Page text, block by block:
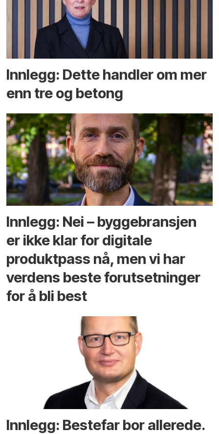
Innlegg: Dette handler om mer
enn tre og betong
Innlegg: Nei – byggebransjen
er ikke klar for digitale
produktpass nå, men vi har
verdens beste forutsetninger
for å bli best
Innlegg: Bestefar bor allerede.